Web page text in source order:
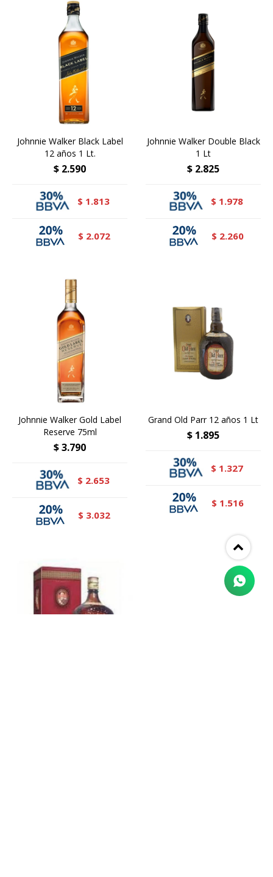
Johnnie Walker Black Label
12 años 1 Lt.
$ 2.590
$ 1.813
$ 2.072
Johnnie Walker Double Black
1 Lt
$ 2.825
$ 1.978
$ 2.260
Johnnie Walker Gold Label
Reserve 75ml
$3.790
$ 2.653
$ 3.032
Grand Old Parr 12 años 1 Lt
$ 1.895
$ 1.327
$ 1.516